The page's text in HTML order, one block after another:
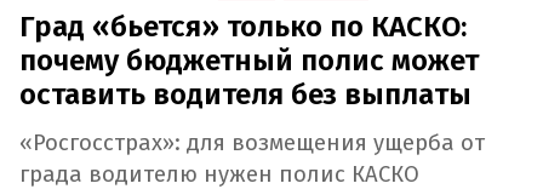
Град «бьется» только по КАСКО:
почему бюджетный полис может
оставить водителя без выплаты
«Росгосстрах»: для возмещения ущерба от
града водителю нужен полис КАСКО